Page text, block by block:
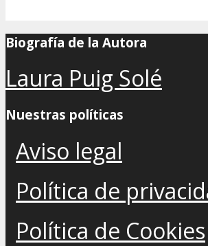
Biografía de la Autora
Laura Puig Solé
Nuestras políticas
Aviso legal
Política de
Política de Cookies